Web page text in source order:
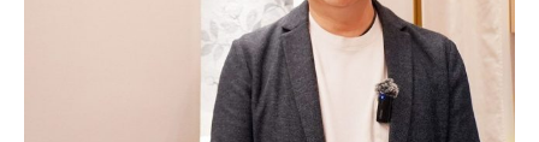
SMART MARKETING JOURNAL
BPaaS JOURNAL
ADOPTABLE DOG JOURNAL